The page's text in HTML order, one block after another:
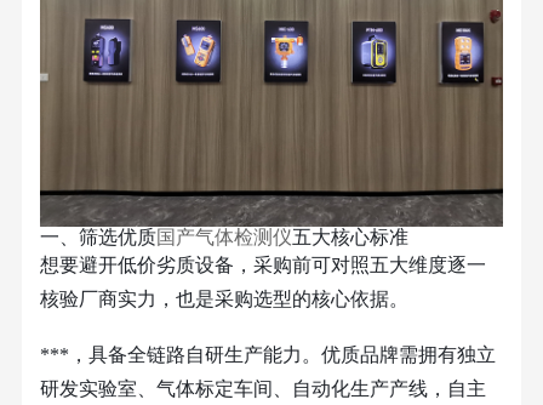
一、筛选优质国产气体检测仪五大核心标准
想要避开低价劣质设备，采购前可对照五大维度逐一
核验厂商实力，也是采购选型的核心依据。
***，具备全链路自研生产能力。优质品牌需拥有独立
研发实验室、气体标定车间、自动化生产产线，自主